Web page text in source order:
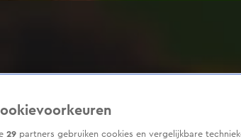
29 partners gebruiken cookies en vergelijkbare